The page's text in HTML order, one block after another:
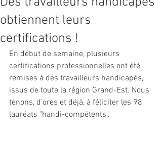
obtiennent leurs
certifications !
En début de semaine, plusieurs
certifications professionnelles ont été
remises à des travailleurs handicapés,
issus de toute la région Grand-Est. Nous
tenons, d'ores et déjà, à féliciter les 98
lauréats "handi-compétents".